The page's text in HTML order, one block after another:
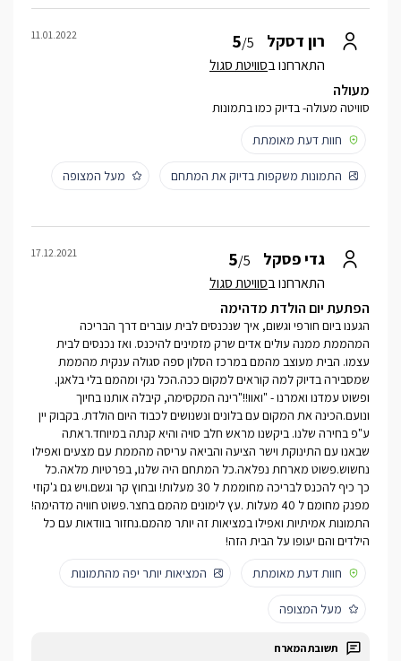
רון דסקל 5/5
התארחנו בסוויטת סגול
11.01.2022
מעולה
סוויטה מעולה- בדיוק כמו בתמונות
חוות דעת מאומתת
התמונות משקפות בדיוק את המתחם מעל המצופה
גדי פסקל 5/5
התארחנו בסוויטת סגול
17.12.2021
הפתעת יום הולדת מדהימה
הגענו ביום חורפי וגשום, איך שנכנסים לבית עוברים דרך הבריכה
המהממת ממנה עולים אדים שרק מזמינים להיכנס. ואז נכנסים לבית
עצמו. הבית מעוצב מהמם במרכז הסלון ספה סגולה ענקית מהממת
שמסבירה בדיוק למה קוראים למקום ככה.הכל נקי ומהמם בלי בלאגן.
ופשוט עמדנו ואמרנו - "ואוו!!"רינה המקסימה, קיבלה אותנו בחיוך
ונועם.הכינה את המקום עם בלונים ונשנושים לכבוד היום הולדת. בקבוק יין
ע"פ בחירה שלנו. ביקשנו מראש חלב סויה והיא קנתה במיוחד.ראתה
שבאנו עם התינוקת וישר הציעה והביאה עריסה מהממת עם מצעים ואפילו
נחשוש.פשוט מארחת נפלאה.כל המתחם היה שלנו, בפרטיות מלאה.כל
כך כיף להכנס לבריכה מחוממת ל 30 מעלות! ובחוץ קר וגשם.ויש גם ג'קוזי
מפנק מחומם ל 40 מעלות .עץ לימונים מהמם בחצר.פשוט חוויה מדהימה!
התמונות אמיתיות ואפילו במציאות זה יותר מהמם.נחזור בוודאות עם כל
הילדים והם יעופו על הבית הזה!
חוות דעת מאומתת
המציאות יותר יפה מהתמונות
מעל המצופה